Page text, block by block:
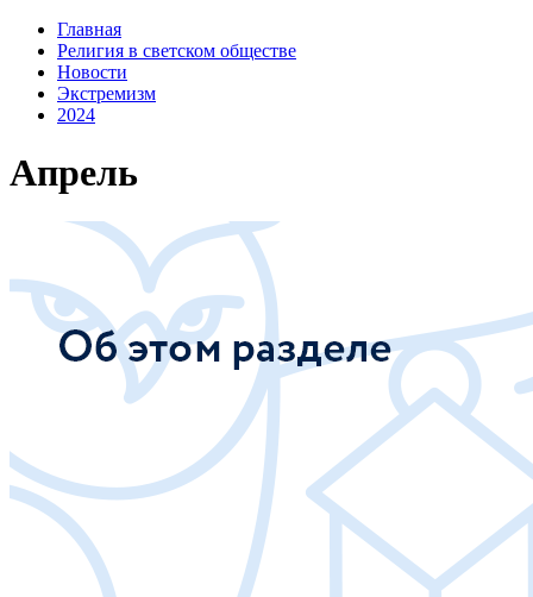
Главная
Религия в светском обществе
Новости
Экстремизм
2024
Апрель